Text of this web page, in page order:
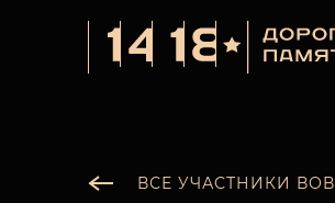
ВСЕ УЧАСТНИКИ ВОВ